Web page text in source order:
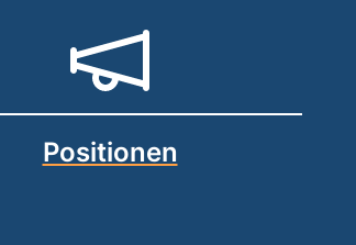
Positionen